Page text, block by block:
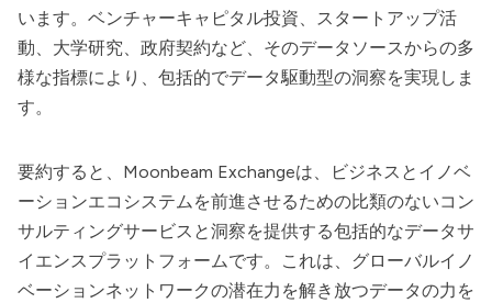
います。ベンチャーキャピタル投資、スタートアップ活
動、大学研究、政府契約など、そのデータソースからの多
様な指標により、包括的でデータ駆動型の洞察を実現しま
す。
要約すると、 Moonbeam Exchangeは、ビジネスとイノベ
ーションエコシステムを前進させるための比類のないコン
サルティングサービスと洞察を提供する包括的なデータサ
イエンスプラットフォームです。これは、グローバルイノ
ベーションネットワークの潜在力を解き放つデータの力を